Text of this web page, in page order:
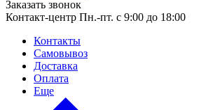
Заказать звонок
Контакт-центр Пн.-пт. с 9:00 до 18:00
Контакты
Самовывоз
Доставка
Оплата
Еще